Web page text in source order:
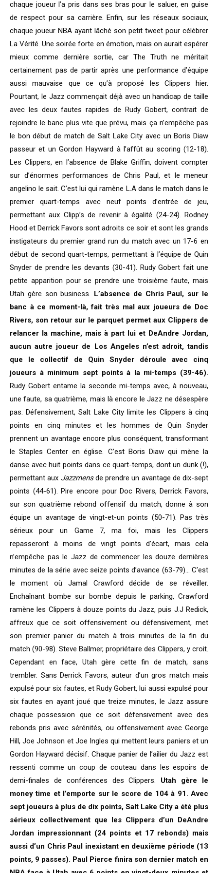
chaque joueur l’a pris dans ses bras pour le saluer, en guise
de respect pour sa carrière. Enfin, sur les réseaux sociaux,
chaque joueur NBA ayant lâché son petit tweet pour célébrer
La Vérité. Une soirée forte en émotion, mais on aurait espérer
mieux comme dernière sortie, car The Truth ne méritait
certainement pas de partir après une performance d’équipe
aussi mauvaise que ce qu’à proposé les Clippers hier.
Pourtant, le Jazz commençait déjà avec un handicap de taille
avec les deux fautes rapides de Rudy Gobert, contrait de
rejoindre le banc plus vite que prévu, mais ça n’empêche pas
le bon début de match de Salt Lake City avec un Boris Diaw
passeur et un Gordon Hayward à l’affût au scoring (12-18).
Les Clippers, en l’absence de Blake Griffin, doivent compter
sur d’énormes performances de Chris Paul, et le meneur
angelino le sait. C’est lui qui ramène L.A dans le match dans le
premier quart-temps avec neuf points d’entrée de jeu,
permettant aux Clipp’s de revenir à égalité (24-24). Rodney
Hood et Derrick Favors sont adroits ce soir et sont les grands
instigateurs du premier grand run du match avec un 17-6 en
début de second quart-temps, permettant à l’équipe de Quin
Snyder de prendre les devants (30-41). Rudy Gobert fait une
petite apparition pour se prendre une troisième faute, mais
Utah gère son business. L’absence de Chris Paul, sur le
banc à ce moment-là, fait très mal aux joueurs de Doc
Rivers, son retour sur le parquet permet aux Clippers de
relancer la machine, mais à part lui et DeAndre Jordan,
aucun autre joueur de Los Angeles n’est adroit, tandis
que le collectif de Quin Snyder déroule avec cinq
joueurs à minimum sept points à la mi-temps (39-46).
Rudy Gobert entame la seconde mi-temps avec, à nouveau,
une faute, sa quatrième, mais là encore le Jazz ne désespère
pas. Défensivement, Salt Lake City limite les Clippers à cinq
points en cinq minutes et les hommes de Quin Snyder
prennent un avantage encore plus conséquent, transformant
le Staples Center en église. C’est Boris Diaw qui mène la
danse avec huit points dans ce quart-temps, dont un dunk (!),
permettant aux Jazzmensde prendre un avantage de dix-sept
points (44-61). Pire encore pour Doc Rivers, Derrick Favors,
sur son quatrième rebond offensif du match, donne à son
équipe un avantage de vingt-et-un points (50-71). Pas très
sérieux pour un Game 7, ma foi, mais les Clippers
repasseront à moins de vingt points d’écart, mais cela
n’empêche pas le Jazz de commencer les douze dernières
minutes de la série avec seize points d’avance (63-79)… C’est
le moment où Jamal Crawford décide de se réveiller.
Enchaînant bombe sur bombe depuis le parking, Crawford
ramène les Clippers à douze points du Jazz, puis J.J Redick,
affreux que ce soit offensivement ou défensivement, met
son premier panier du match à trois minutes de la fin du
match (90-98). Steve Ballmer, propriétaire des Clippers, y croit.
Cependant en face, Utah gère cette fin de match, sans
trembler. Sans Derrick Favors, auteur d’un gros match mais
expulsé pour six fautes, et Rudy Gobert, lui aussi expulsé pour
six fautes en ayant joué que treize minutes, le Jazz assure
chaque possession que ce soit défensivement avec des
rebonds pris avec sérénités, ou offensivement avec George
Hill, Joe Johnson et Joe Ingles qui mettent leurs paniers et un
Gordon Hayward décisif. Chaque panier de l’ailier du Jazz est
ressenti comme un coup de couteau dans les espoirs de
demi-finales de conférences des Clippers. Utah gère le
money time et l’emporte sur le score de 104 à 91. Avec
sept joueurs à plus de dix points, Salt Lake City a été plus
sérieux collectivement que les Clippers d’un DeAndre
Jordan impressionnant (24 points et 17 rebonds) mais
aussi d’un Chris Paul inexistant en deuxième période (13
points, 9 passes). Paul Pierce finira son dernier match en